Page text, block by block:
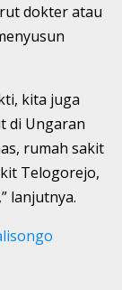
dokter atau
kita juga
di Ungaran
rumah sakit
Telogorejo,
lanjutnya.